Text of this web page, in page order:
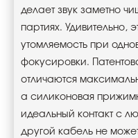
делает звук заметно
партиях. Удивительно,
утомляемость при
фокусировки.
отличаются
а силиконовая
идеальный контакт с
другой кабель не